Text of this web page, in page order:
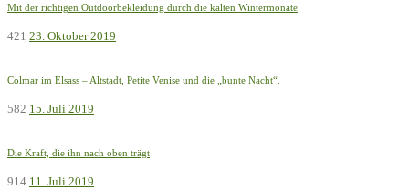
Mit der richtigen Outdoorbekleidung durch die kalten Wintermonate
421 23. Oktober 2019
Colmar im Elsass – Altstadt, Petite Venise und die „bunte Nacht“.
582 15. Juli 2019
Die Kraft, die ihn nach oben trägt
914 11. Juli 2019